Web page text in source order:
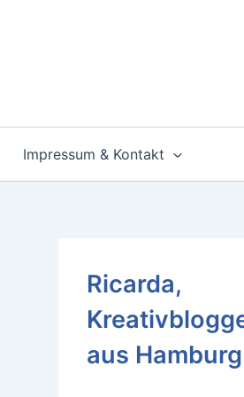
Impressum & Kontakt
Ricarda,
aus Hamburg